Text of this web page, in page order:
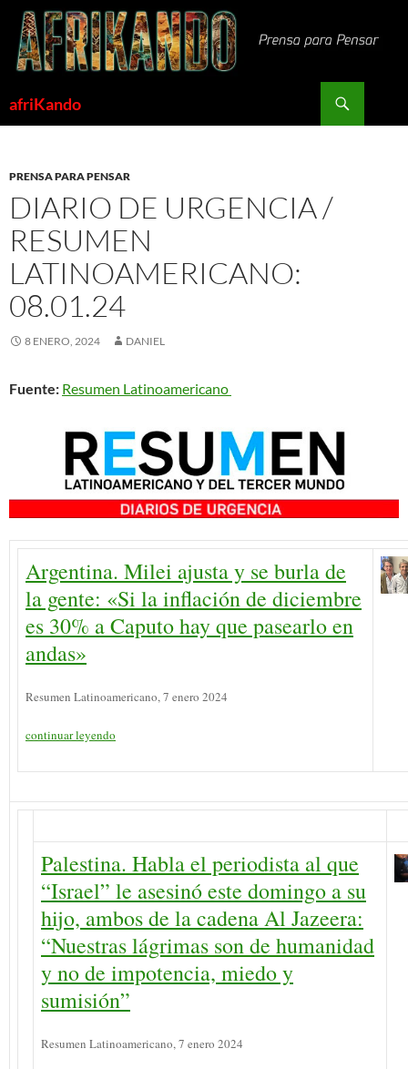
Saltar
contenido
afriKando
PRENSA PARA PENSAR
DIARIO DE URGENCIA /
RESUMEN
LATINOAMERICANO:
08.01.24
8 ENERO, 2024 DANIEL
Fuente: Resumen Latinoamericano
Argentina. Milei ajusta y se burla de
la gente: «Si la inflación de diciembre
es 30% a Caputo hay que pasearlo en
andas»
Resumen Latinoamericano, 7 enero 2024
continuar leyendo
Palestina. Habla el periodista al que
“Israel” le asesinó este domingo a su
hijo, ambos de la cadena Al Jazeera:
“Nuestras lágrimas son de humanidad
y no de impotencia, miedo y
sumisión”
Resumen Latinoamericano, 7 enero 2024